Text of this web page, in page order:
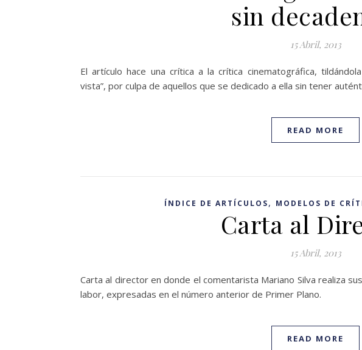
sin
15 Abril, 2013
El artículo hace una crítica a la crítica cinematográfica,
vista”, por culpa de aquellos que se dedicado a ella sin tener
READ MORE
ÍNDICE DE ARTÍCULOS, MODELOS DE
Carta al
15 Abril, 2013
Carta al director en donde el comentarista Mariano Silva realiza
labor, expresadas en el número anterior de Primer Plano.
READ MORE